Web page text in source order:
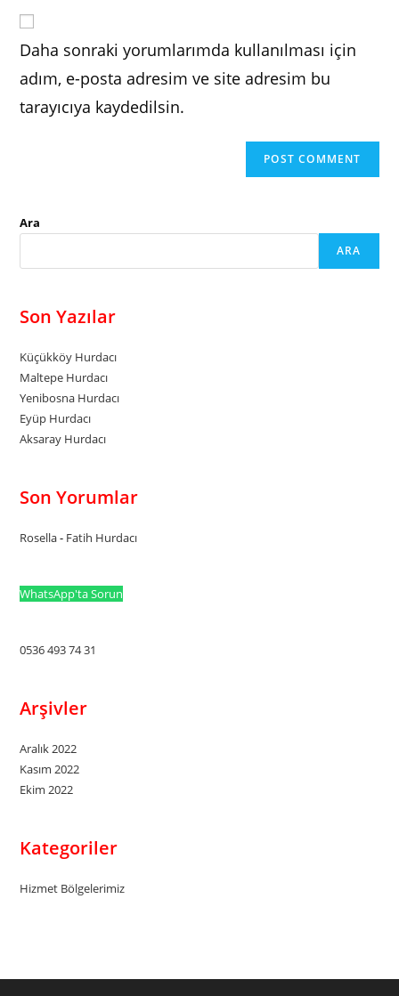
URL
(optional)
Daha sonraki yorumlarımda kullanılması için
adım, e-posta adresim ve site adresim bu
tarayıcıya kaydedilsin.
Ara
ARA
Son Yazılar
Küçükköy Hurdacı
Maltepe Hurdacı
Yenibosna Hurdacı
Eyüp Hurdacı
Aksaray Hurdacı
Son Yorumlar
Rosella- Fatih Hurdacı
WhatsApp'ta Sorun
0536 493 74 31
Arşivler
Aralık 2022
Kasım 2022
Ekim 2022
Kategoriler
Hizmet Bölgelerimiz